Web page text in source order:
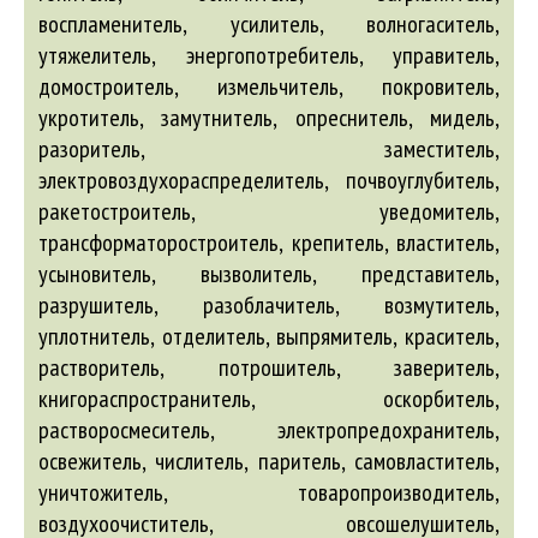
воспламенитель, усилитель, волногаситель,
утяжелитель, энергопотребитель, управитель,
домостроитель, измельчитель, покровитель,
укротитель, замутнитель, опреснитель, мидель,
разоритель, заместитель,
электровоздухораспределитель, почвоуглубитель,
ракетостроитель, уведомитель,
трансформаторостроитель, крепитель, властитель,
усыновитель, вызволитель, представитель,
разрушитель, разоблачитель, возмутитель,
уплотнитель, отделитель, выпрямитель, краситель,
растворитель, потрошитель, заверитель,
книгораспространитель, оскорбитель,
растворосмеситель, электропредохранитель,
освежитель, числитель, паритель, самовластитель,
уничтожитель, товаропроизводитель,
воздухоочиститель, овсошелушитель,